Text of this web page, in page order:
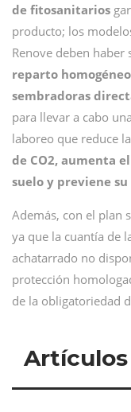
de fitosanitarios
producto; los
Renove deben haber
reparto
sembradoras
para llevar a cabo
laboreo que reduce
de CO2, aumenta
suelo y previene su
Además, con el plan
ya que la cuantía de
achatarrado no
protección
de la obligatoriedad